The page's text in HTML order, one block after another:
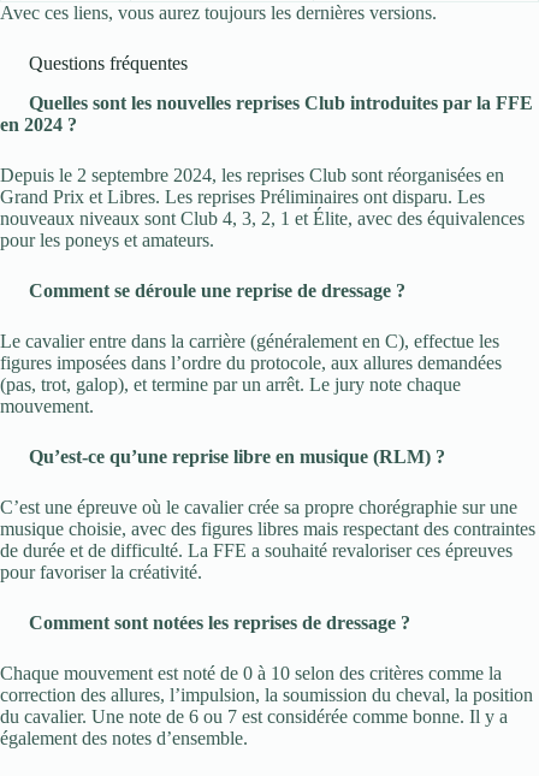
Avec ces liens, vous aurez toujours les dernières versions.
Questions fréquentes
Quelles sont les nouvelles reprises Club introduites par la FFE
en 2024 ?
Depuis le 2 septembre 2024, les reprises Club sont réorganisées en
Grand Prix et Libres. Les reprises Préliminaires ont disparu. Les
nouveaux niveaux sont Club 4, 3, 2, 1 et Élite, avec des équivalences
pour les poneys et amateurs.
Comment se déroule une reprise de dressage ?
Le cavalier entre dans la carrière (généralement en C), effectue les
figures imposées dans l’ordre du protocole, aux allures demandées
(pas, trot, galop), et termine par un arrêt. Le jury note chaque
mouvement.
Qu’est-ce qu’une reprise libre en musique (RLM) ?
C’est une épreuve où le cavalier crée sa propre chorégraphie sur une
musique choisie, avec des figures libres mais respectant des contraintes
de durée et de difficulté. La FFE a souhaité revaloriser ces épreuves
pour favoriser la créativité.
Comment sont notées les reprises de dressage ?
Chaque mouvement est noté de 0 à 10 selon des critères comme la
correction des allures, l’impulsion, la soumission du cheval, la position
du cavalier. Une note de 6 ou 7 est considérée comme bonne. Il y a
également des notes d’ensemble.